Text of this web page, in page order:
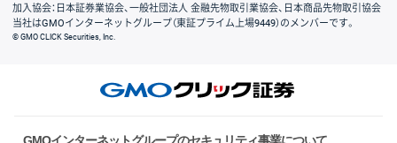
加入協会：日本証券業協会、一般社団法人 金融先物取引業協会、日本商品先物取引協会
当社はGMOインターネットグループ（東証プライム上場9449）のメンバーです。
© GMO CLICK Securities, Inc.